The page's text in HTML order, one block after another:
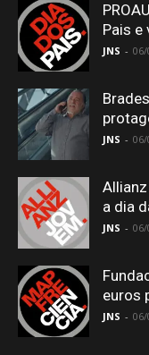
Pais e
JNS - 06/
JNS - 06/
a dia
JNS - 06/
euros
JNS - 06/